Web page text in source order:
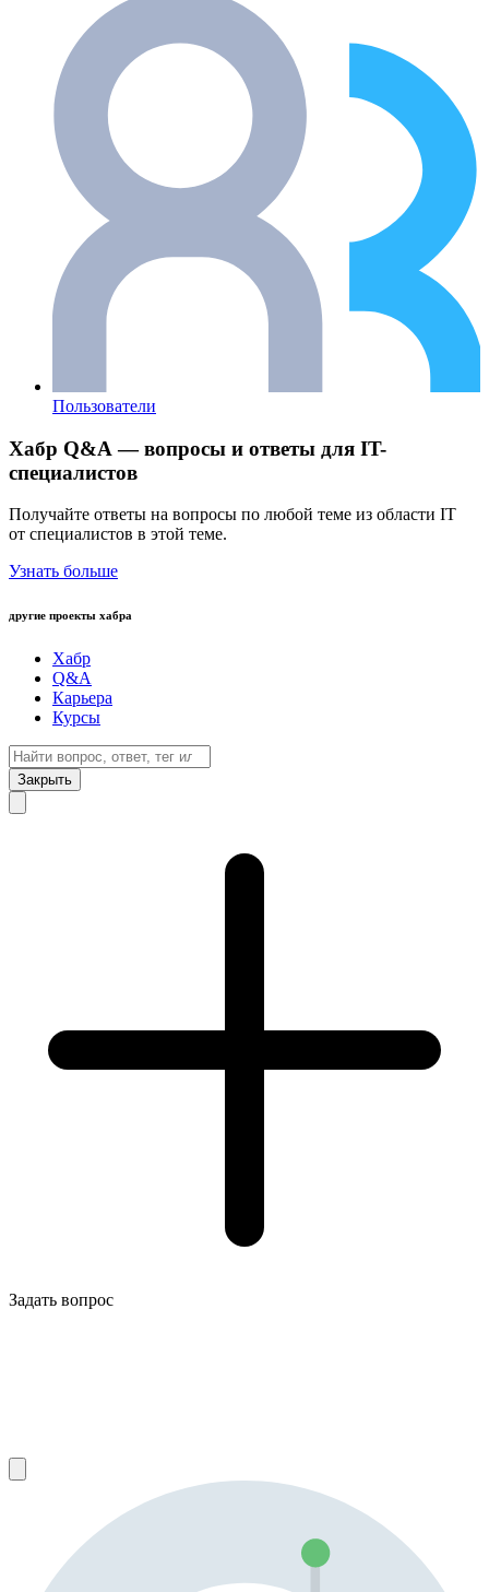
Пользователи
Хабр Q&A — вопросы и ответы для IT-
специалистов
Получайте ответы на вопросы по любой теме из области IT
от специалистов в этой теме.
Узнать больше
другие проекты хабра
Хабр
Q&A
Карьера
Курсы
Закрыть
Задать вопрос